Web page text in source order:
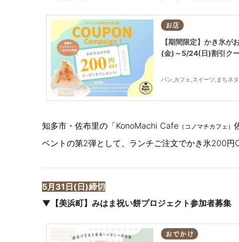
お店
【期間限定】かき氷
(金)～5/24(日)割引ク
パン,カフェ,スイーツ,まちネ
知多市・佐布里の「KonoMachi Cafe （コノマチカフェ）
ベントの第2弾として、ランチご注文でかき氷200円
5月31日(日)締切
▼【美浜町】みはま祝い餅プロジェクト参加者募集
おでかけ